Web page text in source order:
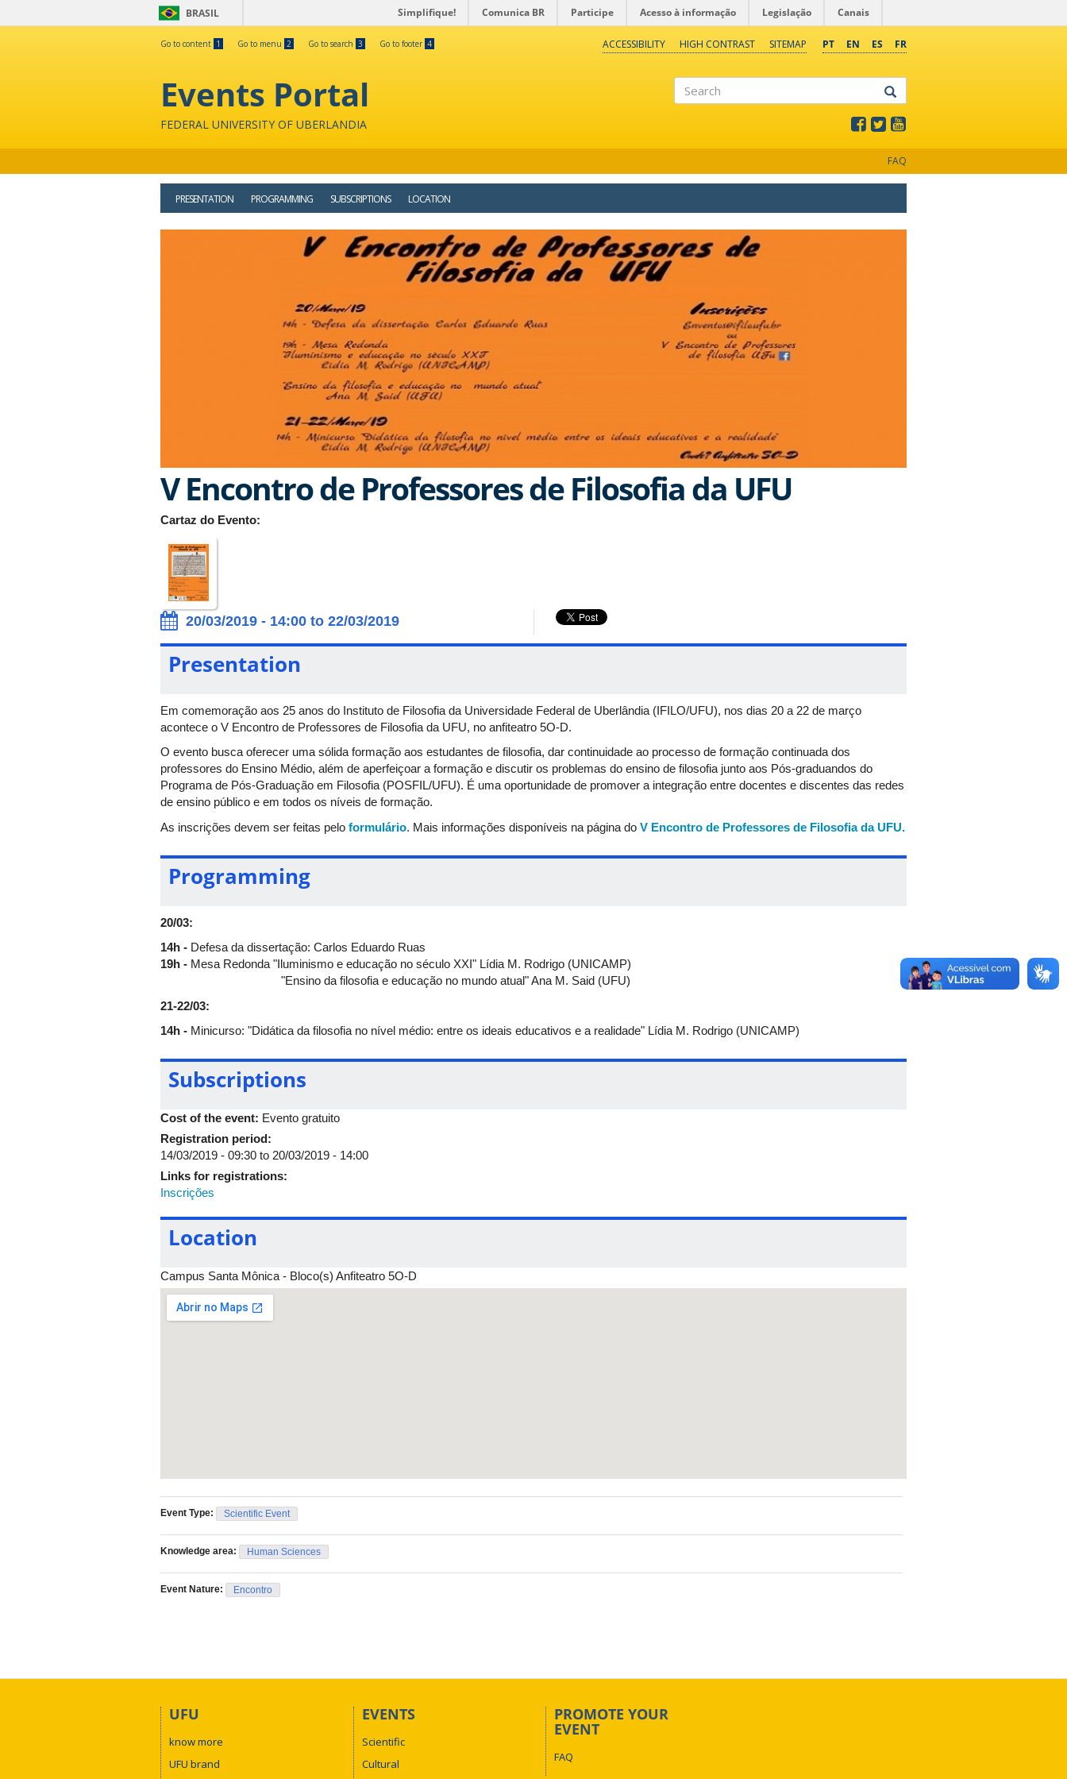
BRASIL Simplifique! Comunica BR Participe Acesso à informação Legislação Canais
Go to content 1 Go to menu 2 Go to search 3 Go to footer 4 PT EN ES FR
ACCESSIBILITY HIGH CONTRAST SITEMAP
Events Portal
FEDERAL UNIVERSITY OF UBERLANDIA
FAQ
PRESENTATION PROGRAMMING SUBSCRIPTIONS LOCATION
V Encontro de Professores de Filosofia da UFU
Cartaz do Evento:
20/03/2019 - 14:00 to 22/03/2019
Presentation
Em comemoração aos 25 anos do Instituto de Filosofia da Universidade Federal de Uberlândia (IFILO/UFU), nos dias 20 a 22 de março
acontece o V Encontro de Professores de Filosofia da UFU, no anfiteatro 5O-D.
O evento busca oferecer uma sólida formação aos estudantes de filosofia, dar continuidade ao processo de formação continuada dos
professores do Ensino Médio, além de aperfeiçoar a formação e discutir os problemas do ensino de filosofia junto aos Pós-graduandos do
Programa de Pós-Graduação em Filosofia (POSFIL/UFU). É uma oportunidade de promover a integração entre docentes e discentes das redes
de ensino público e em todos os níveis de formação.
As inscrições devem ser feitas pelo formulário. Mais informações disponíveis na página do V Encontro de Professores de Filosofia da UFU.
Programming
20/03:
14h - Defesa da dissertação: Carlos Eduardo Ruas
19h - Mesa Redonda "Iluminismo e educação no século XXI" Lídia M. Rodrigo (UNICAMP)
"Ensino da filosofia e educação no mundo atual" Ana M. Said (UFU)
21-22/03:
14h - Minicurso: "Didática da filosofia no nível médio: entre os ideais educativos e a realidade" Lídia M. Rodrigo (UNICAMP)
Subscriptions
Cost of the event: Evento gratuito
Registration period:
14/03/2019 - 09:30 to 20/03/2019 - 14:00
Links for registrations:
Inscrições
Location
Campus Santa Mônica - Bloco(s) Anfiteatro 5O-D
Event Type: Scientific Event
Knowledge area: Human Sciences
Event Nature: Encontro
UFU
know more
UFU brand
EVENTS
Scientific
Cultural
PROMOTE YOUR
EVENT
FAQ